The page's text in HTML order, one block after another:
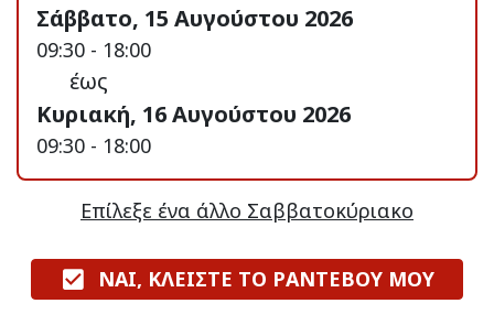
Σάββατο, 15 Αυγούστου 2026
09:30 - 18:00
έως
Κυριακή, 16 Αυγούστου 2026
09:30 - 18:00
Επίλεξε ένα άλλο Σαββατοκύριακο
ΝΑΙ, ΚΛΕΙΣΤΕ ΤΟ ΡΑΝΤΕΒΟΥ ΜΟΥ